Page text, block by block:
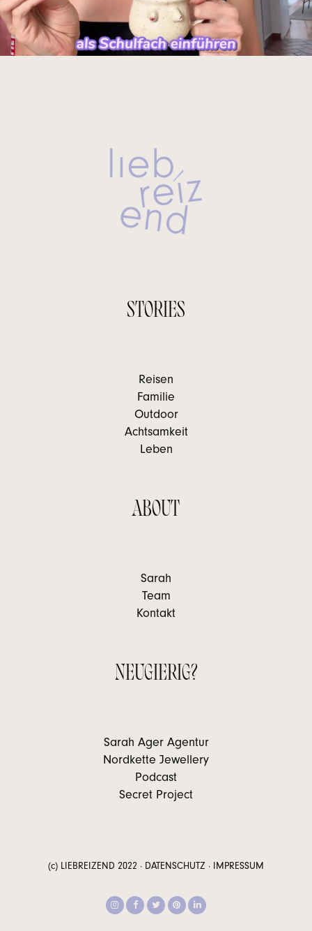
STORIES
Reisen
Familie
Outdoor
Achtsamkeit
Leben
ABOUT
Sarah
Team
Kontakt
NEUGIERIG?
Sarah Ager Agentur
Nordkette Jewellery
Podcast
Secret Project
(c) LIEBREIZEND 2022 · DATENSCHUTZ · IMPRESSUM